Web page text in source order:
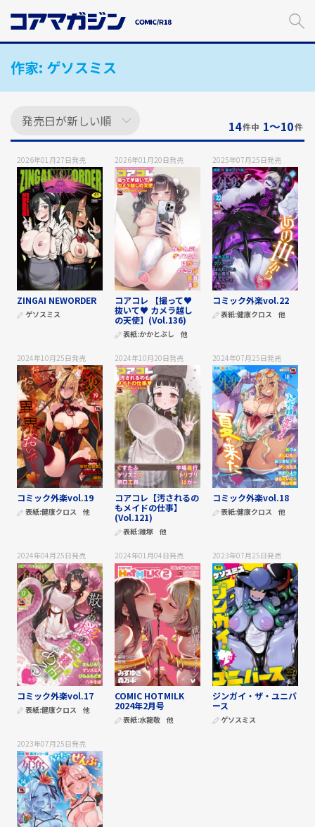
ン
作家: ゲソスミス
14件中 1〜10件
2026年01月27日発売
ZINGAI NEWORDER
ゲソスミス
2026年01月20日発売
コアコレ 【撮って♥
抜いて♥ カメラ越し
の天使】(Vol.136)
表紙:かかとぶし 他
2025年07月25日発売
コミック外楽vol.22
表紙:健康クロス 他
2024年10月25日発売
コミック外楽vol.19
表紙:健康クロス 他
2024年10月20日発売
コアコレ【汚されるの
もメイドの仕事】
(Vol.121)
表紙:誰塚 他
2024年07月25日発売
コミック外楽vol.18
表紙:健康クロス 他
2024年04月25日発売
コミック外楽vol.17
表紙:健康クロス 他
2024年01月04日発売
COMIC HOTMILK
2024年2月号
表紙:水龍敬 他
2023年07月25日発売
ジンガイ・ザ・ユニバ
ース
ゲソスミス
2023年07月25日発売